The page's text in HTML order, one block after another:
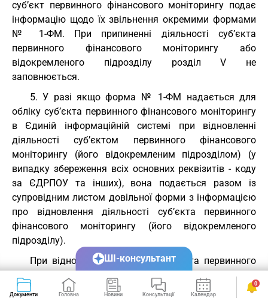
суб’єкт первинного фінансового моніторингу подає
інформацію щодо їх звільнення окремими формами
№ 1-ФМ. При припиненні діяльності суб’єкта
первинного фінансового моніторингу або
відокремленого підрозділу розділ V не
заповнюється.
5. У разі якщо форма № 1-ФМ надається для
обліку суб’єкта первинного фінансового моніторингу
в Єдиній інформаційній системі при відновленні
діяльності суб’єктом первинного фінансового
моніторингу (його відокремленим підрозділом) (у
випадку збереження всіх основних реквізитів - коду
за ЄДРПОУ та інших), вона подається разом із
супровідним листом довільної форми з інформацією
про відновлення діяльності суб’єкта первинного
фінансового моніторингу (його відокремленого
підрозділу).
При відновленні діяльності суб’єкта первинного
фінансового моніторингу обов’язково заповнюються
розділи I, II, III та V. При цьому у полі 040 "Вид
Документи Головна Новини Консультації Календар Сервіси
0
ШІ-консультант